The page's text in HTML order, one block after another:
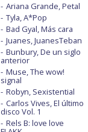
Ariana Grande, Petal
Tyla, A*Pop
Bad Gyal, Más cara
Juanes, JuanesTeban
Bunbury, De un siglo
anterior
Muse, The wow!
signal
Robyn, Sexistential
Carlos Vives, El último
disco Vol. 1
Rels B: love love